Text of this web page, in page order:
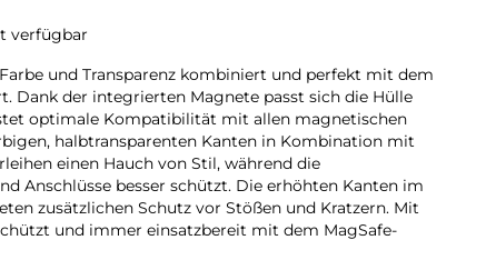
verfügbar
und Transparenz kombiniert und perfekt mit dem
Dank der integrierten Magnete passt sich die Hülle
optimale Kompatibilität mit allen magnetischen
halbtransparenten Kanten in Kombination mit
einen Hauch von Stil, während die
Anschlüsse besser schützt. Die erhöhten Kanten im
zusätzlichen Schutz vor Stößen und Kratzern. Mit
und immer einsatzbereit mit dem MagSafe-